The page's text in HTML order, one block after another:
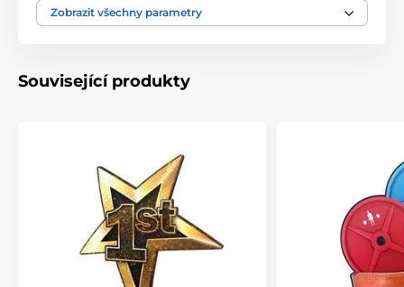
Motiv
Zobrazit všechny parametry
Související produkty